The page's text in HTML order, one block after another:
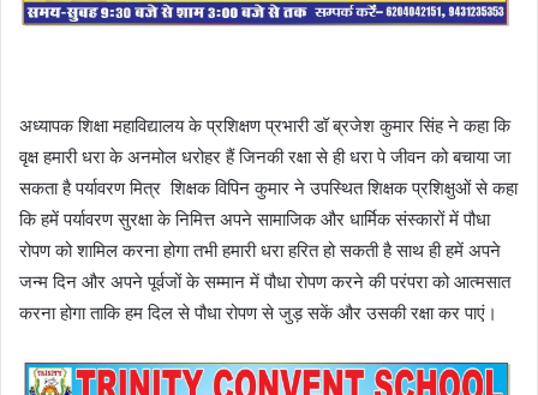
अध्यापक शिक्षा महाविद्यालय के प्रशिक्षण प्रभारी डॉ ब्रजेश कुमार सिंह ने कहा कि
वृक्ष हमारी धरा के अनमोल धरोहर हैं जिनकी रक्षा से ही धरा पे जीवन को बचाया जा
सकता है पर्यावरण मित्र शिक्षक विपिन कुमार ने उपस्थित शिक्षक प्रशिक्षुओं से कहा
कि हमें पर्यावरण सुरक्षा के निमित्त अपने सामाजिक और धार्मिक संस्कारों में पौधा
रोपण को शामिल करना होगा तभी हमारी धरा हरित हो सकती है साथ ही हमें अपने
जन्म दिन और अपने पूर्वजों के सम्मान में पौधा रोपण करने की परंपरा को आत्मसात
करना होगा ताकि हम दिल से पौधा रोपण से जुड़ सकें और उसकी रक्षा कर पाएं।